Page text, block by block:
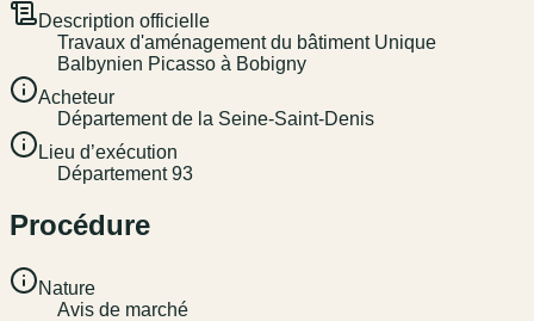
Description officielle
Travaux d'aménagement du bâtiment Unique
Balbynien Picasso à Bobigny
Acheteur
Département de la Seine-Saint-Denis
Lieu d’exécution
Département 93
Procédure
Nature
Avis de marché